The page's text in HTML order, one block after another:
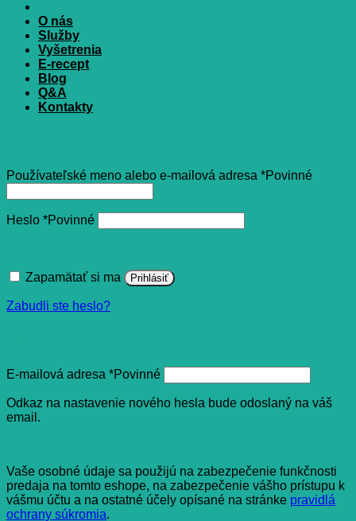
O nás
Služby
Vyšetrenia
E-recept
Blog
Q&A
Kontakty
Používateľské meno alebo e-mailová adresa *Povinné
Heslo *Povinné
Zapamätať si ma Prihlásiť
Zabudli ste heslo?
E-mailová adresa *Povinné
Odkaz na nastavenie nového hesla bude odoslaný na váš
email.
Vaše osobné údaje sa použijú na zabezpečenie funkčnosti
predaja na tomto eshope, na zabezpečenie vášho prístupu k
vášmu účtu a na ostatné účely opísané na stránke pravidlá
ochrany súkromia.